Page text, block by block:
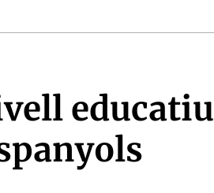
educatiu